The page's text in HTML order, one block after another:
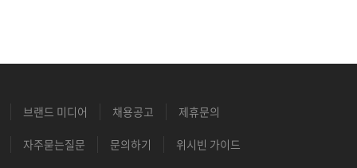
브랜드 미디어 채용공고 제휴문의
자주묻는질문 문의하기 위시빈 가이드